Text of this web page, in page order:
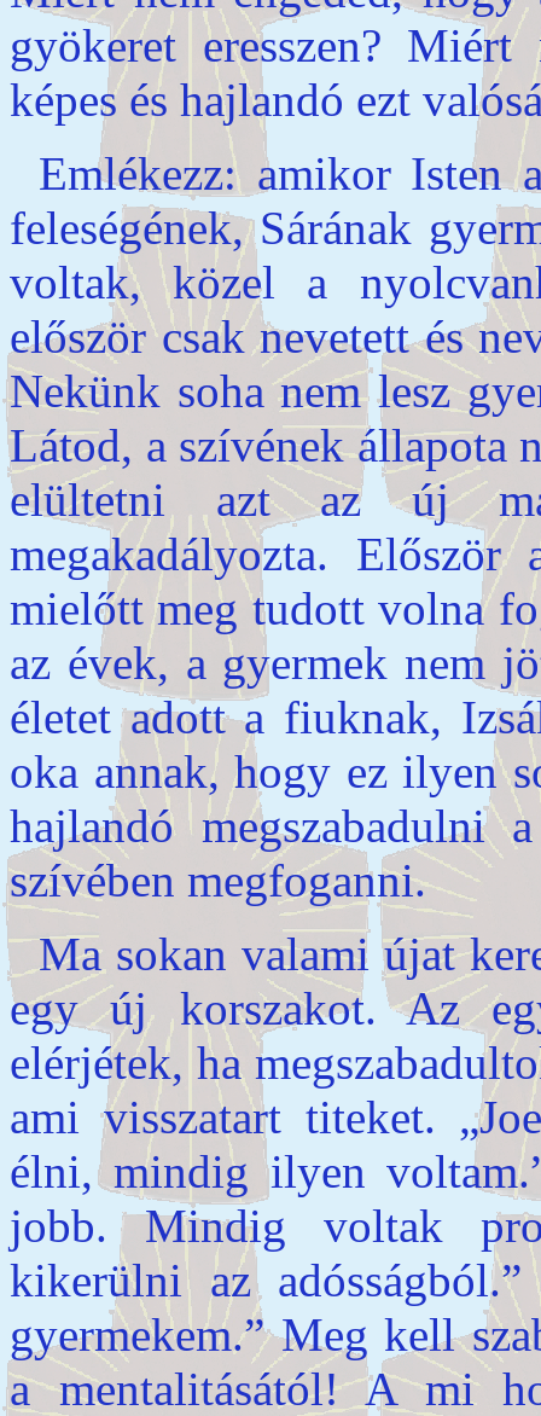
gyökeret eresszen?
képes és hajlandó ezt
Emlékezz: amikor Isten
feleségének, Sárának
voltak, közel a
először csak nevetett és
Nekünk soha nem lesz
Látod, a szívének állapota
elültetni azt az új
megakadályozta.
mielőtt meg tudott volna
az évek, a gyermek nem
életet adott a fiuknak,
oka annak, hogy ez ilyen
hajlandó
szívében megfoganni.
Ma sokan valami újat
egy új korszakot. Az
elérjétek, ha
ami visszatart titeket.
élni, mindig ilyen
jobb. Mindig voltak
kikerülni az
gyermekem.” Meg kell
a mentalitásától! A mi